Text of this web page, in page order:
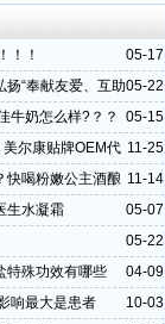
05-17
！！
05-22
“奉献友爱、互助
05-15
牛奶怎么样?？？
11-25
尔康贴牌OEM代
11-14
快喝粉嫩公主酒酿
05-07
生水凝霜
05-22
04-09
特殊功效有哪些
10-03
响最大是患者